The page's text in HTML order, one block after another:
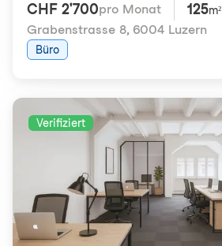
CHF 2'700pro Monat 125m²
Grabenstrasse 8, 6004 Luzern
Büro
Verifiziert